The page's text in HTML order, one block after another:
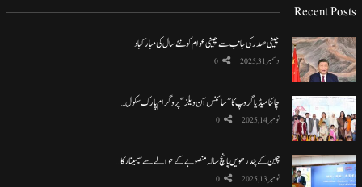
Recent Posts
چینی صدر کی جانب سے چینی عوام کو نئے سال کی مبارکباد
دسمبر 31, 2025 0
چائنا میڈیا گروپ کا ”سائنس آن ویلز“ پروگرام پارک سکول…
نومبر 14, 2025 0
چین کے پندرھویں پانچ سالہ منصوبے کے حوالے سے سیمینار کا…
نومبر 13, 2025 0